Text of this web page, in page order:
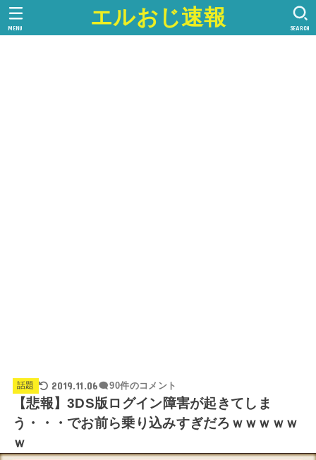
エルおじ速報 SEARCH
MENU
話題 2019.11.06 90件のコメント
【悲報】3DS版ログイン障害が起きてしま
う・・・でお前ら乗り込みすぎだろｗｗｗｗｗ
ｗ